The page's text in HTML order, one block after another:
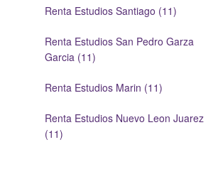
Renta Estudios Santiago (11)
Renta Estudios San Pedro Garza
Garcia (11)
Renta Estudios Marin (11)
Renta Estudios Nuevo Leon Juarez
(11)